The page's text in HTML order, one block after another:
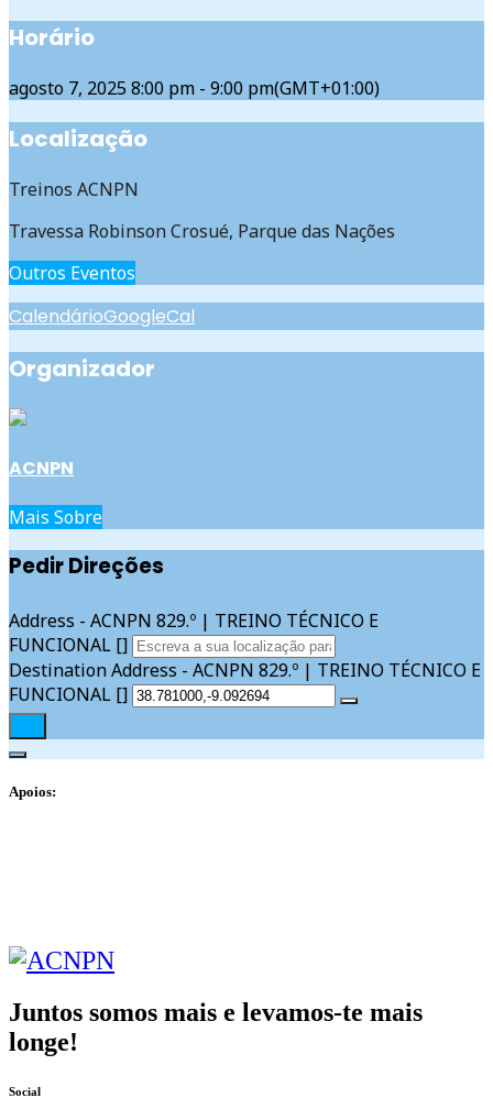
Horário
agosto 7, 20258:00 pm - 9:00 pm(GMT+01:00)
Localização
Treinos ACNPN
Travessa Robinson Crosué, Parque das Nações
Outros Eventos
CalendárioGoogleCal
Organizador
ACNPN
Mais Sobre
Pedir Direções
Address - ACNPN 829.º | TREINO TÉCNICO E
FUNCIONAL []
Destination Address - ACNPN 829.º | TREINO TÉCNICO E
FUNCIONAL []
Apoios:
Juntos somos mais e levamos-te mais
longe!
Social